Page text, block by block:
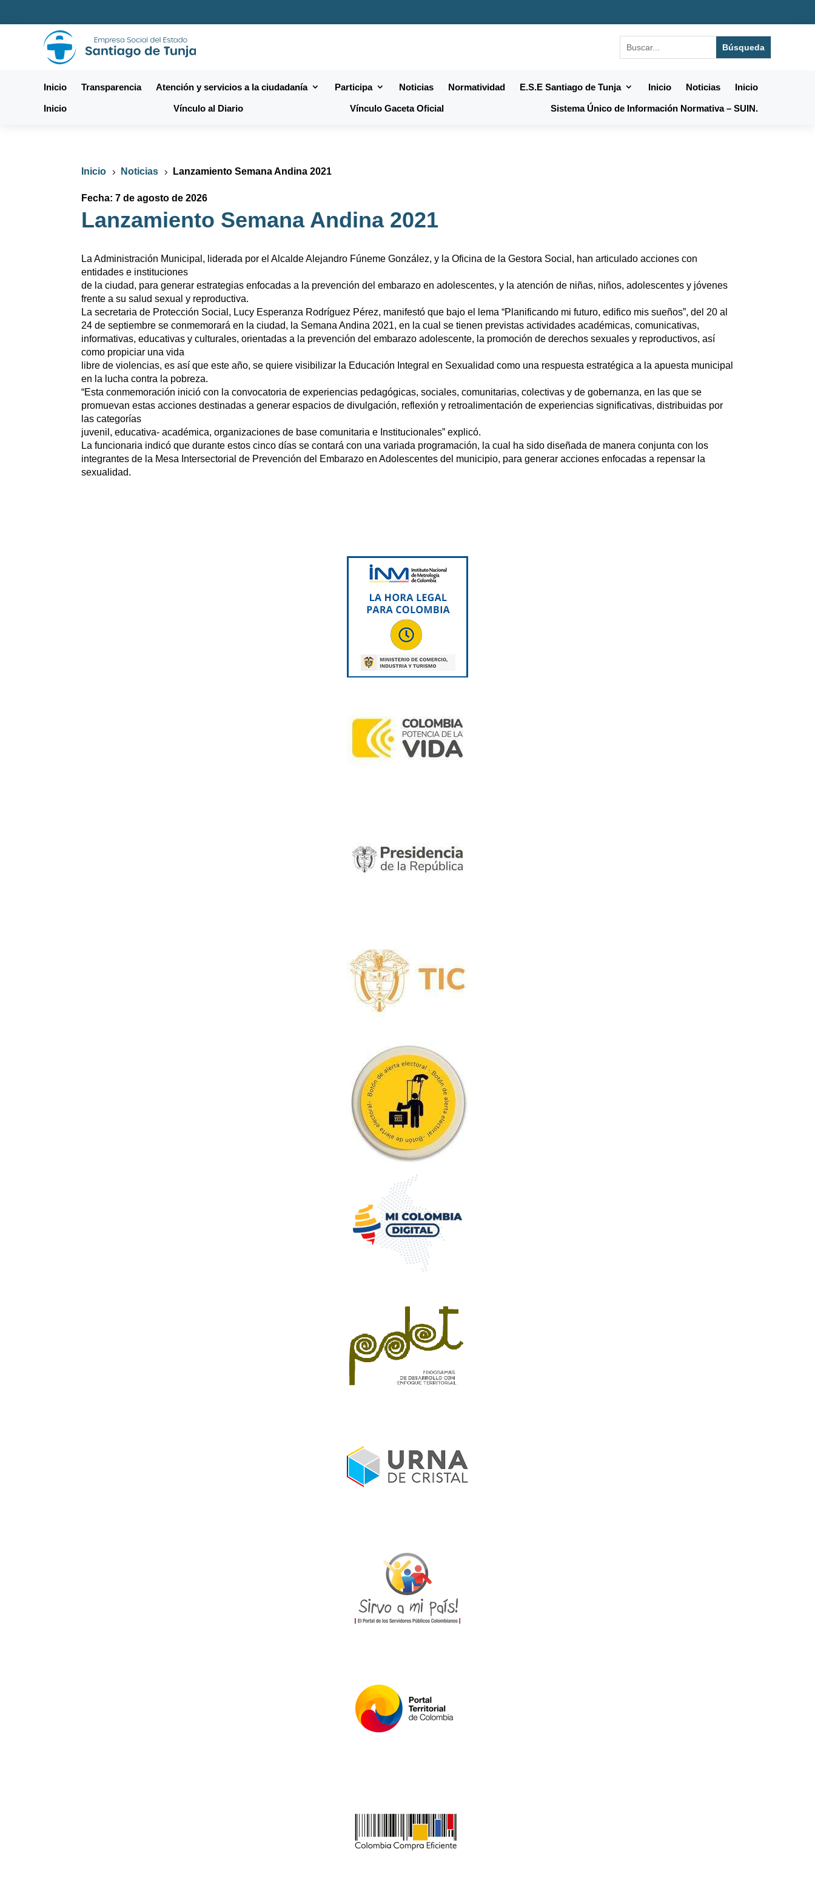
Inicio Transparencia Atención y servicios a la ciudadanía Participa Noticias Normatividad E.S.E Santiago de Tunja Inicio Noticias Inicio
Inicio Vínculo al Diario Vínculo Gaceta Oficial Sistema Único de Información Normativa – SUIN.
Inicio 5 Noticias 5 Lanzamiento Semana Andina 2021
Fecha: 7 de agosto de 2026
Lanzamiento Semana Andina 2021
La Administración Municipal, liderada por el Alcalde Alejandro Fúneme González, y la Oficina de la Gestora Social, han articulado acciones con
entidades e instituciones
de la ciudad, para generar estrategias enfocadas a la prevención del embarazo en adolescentes, y la atención de niñas, niños, adolescentes y jóvenes
frente a su salud sexual y reproductiva.
La secretaria de Protección Social, Lucy Esperanza Rodríguez Pérez, manifestó que bajo el lema “Planificando mi futuro, edifico mis sueños”, del 20 al
24 de septiembre se conmemorará en la ciudad, la Semana Andina 2021, en la cual se tienen previstas actividades académicas, comunicativas,
informativas, educativas y culturales, orientadas a la prevención del embarazo adolescente, la promoción de derechos sexuales y reproductivos, así
como propiciar una vida
libre de violencias, es así que este año, se quiere visibilizar la Educación Integral en Sexualidad como una respuesta estratégica a la apuesta municipal
en la lucha contra la pobreza.
“Esta conmemoración inició con la convocatoria de experiencias pedagógicas, sociales, comunitarias, colectivas y de gobernanza, en las que se
promuevan estas acciones destinadas a generar espacios de divulgación, reflexión y retroalimentación de experiencias significativas, distribuidas por
las categorías
juvenil, educativa- académica, organizaciones de base comunitaria e Institucionales” explicó.
La funcionaria indicó que durante estos cinco días se contará con una variada programación, la cual ha sido diseñada de manera conjunta con los
integrantes de la Mesa Intersectorial de Prevención del Embarazo en Adolescentes del municipio, para generar acciones enfocadas a repensar la
sexualidad.